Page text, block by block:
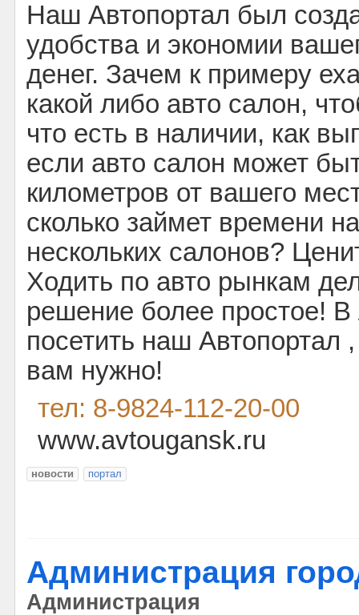
Наш Автопортал был
удобства и экономии
денег. Зачем к примеру
какой либо авто салон,
что есть в наличии, как
если авто салон может
километров от вашего
сколько займет времени
нескольких салонов?
Ходить по авто рынкам
решение более простое!
посетить наш Автопортал
вам нужно!
тел: 8-9824-112-20-00
www.avtougansk.ru
новости портал
Администрация
Администрация